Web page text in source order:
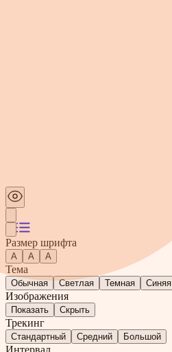
Размер шрифта
А A A
Тема
Обычная Светлая Темная Синяя
Изображения
Показать Скрыть
Трекинг
Стандартный Средний Большой
Интервал